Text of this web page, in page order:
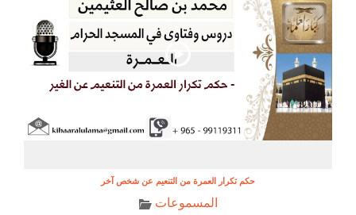
حكم تكرار العمرة من التنعيم عن شخص آخر
المسموعات